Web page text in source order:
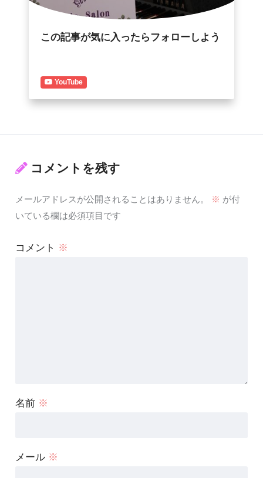
この記事が気に入ったらフォローしよう
YouTube
コメントを残す
メールアドレスが公開されることはありません。 ※ が付
いている欄は必須項目です
コメント ※
名前 ※
メール ※